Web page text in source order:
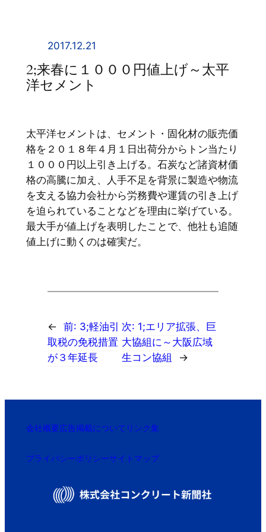
2017.12.21
2;来春に１０００円値上げ～太平
洋セメント
太平洋セメントは、セメント・固化材の販売価
格を２０１８年４月１日出荷分からトン当たり
１０００円以上引き上げる。石炭など諸資材価
格の高騰に加え、人手不足を背景に製造や物流
を支える協力会社から労務費や運賃の引き上げ
を迫られていることなどを理由に挙げている。
最大手が値上げを表明したことで、他社も追随
値上げに動くのは確実だ。
← 前: 3;軽油引
取税の免税措置
が３年延長
次: 1;エリア拡張、巨
大協組に～大阪広域
生コン協組
→
会社概要広告掲載について リンク集
プライバシーポリシーサイトマップ